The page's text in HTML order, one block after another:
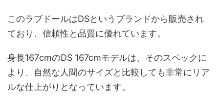
このラブドールはDSというブランドから販売され
ており、信頼性と品質に優れています。
身長167cmのDS 167cmモデルは、そのスペックに
より、自然な人間のサイズと比較しても非常にリア
ルな仕上がりとなっています。